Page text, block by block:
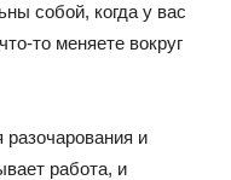
собой, когда у вас
то меняете вокруг
и
работа, и